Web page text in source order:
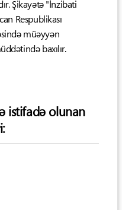
Şikayətə "İnzibati
Respublikası
müəyyən
baxılır.
istifadə olunan